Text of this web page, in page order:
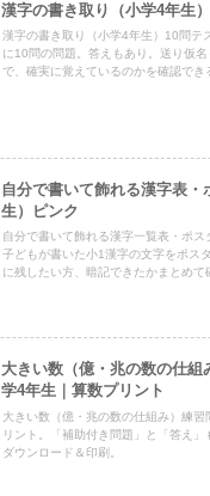
漢字の書き取り（小学4年生
漢字の書き取り（小学4年生）10問テ
に10問の問題。答えもあり。送り仮
で、確実に覚えているのかを確認でき
自分で書いて飾れる漢字表・
生）ピンク
自分で書いて飾れる漢字一覧表・ポス
子どもが書いた小1漢字の文字をポス
に残したい方、暗記できたかまとめ
大きい数（億・兆の数の仕組
学4年生｜算数プリント
大きい数（億・兆の数の仕組み）練
リント。「補助付き問題」と「答え
ダウンロード＆印刷。